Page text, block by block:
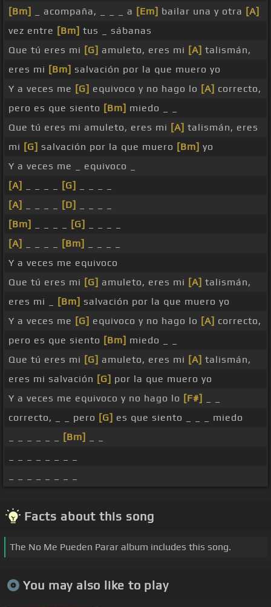
[Bm] _ acompaña, _ _ _ a [Em] bailar una y otra [A]
vez entre [Bm] tus _ sábanas
Que tú eres mi [G] amuleto, eres mi [A] talismán,
eres mi [Bm] salvación por la que muero yo
Y a veces me [G] equivoco y no hago lo [A] correcto,
pero es que siento [Bm] miedo _ _
Que tú eres mi amuleto, eres mi [A] talismán, eres
mi [G] salvación por la que muero [Bm] yo
Y a veces me _ equivoco _
[A]
[G]
[A]
[D]
[Bm]
[G]
[A]
[Bm]
Y a veces me equivoco
Que tú eres mi [G] amuleto, eres mi [A] talismán,
eres mi _
[Bm] salvación por la que muero yo
Y a veces me [G] equivoco y no hago lo [A] correcto,
pero es que siento [Bm] miedo _ _
Que tú eres mi [G] amuleto, eres mi [A] talismán,
eres mi salvación [G] por la que muero yo
Y a veces me equivoco y no hago lo [F#]
correcto, _ _ pero [G] es que siento _ _ _ miedo
[Bm]
Facts about this song
The No Me Pueden Parar album includes this song.
You may also like to play